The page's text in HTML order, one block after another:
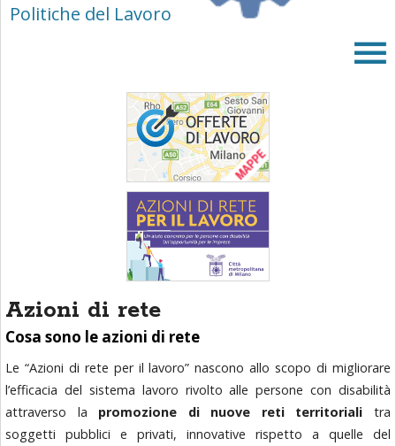
footer
Politiche del Lavoro
Azioni di rete
Cosa sono le azioni di rete
Le “Azioni di rete per il lavoro” nascono allo scopo di migliorare
l’efficacia del sistema lavoro rivolto alle persone con disabilità
attraverso la promozione di nuove reti territorialitra
soggetti pubblici e privati, innovative rispetto a quelle del